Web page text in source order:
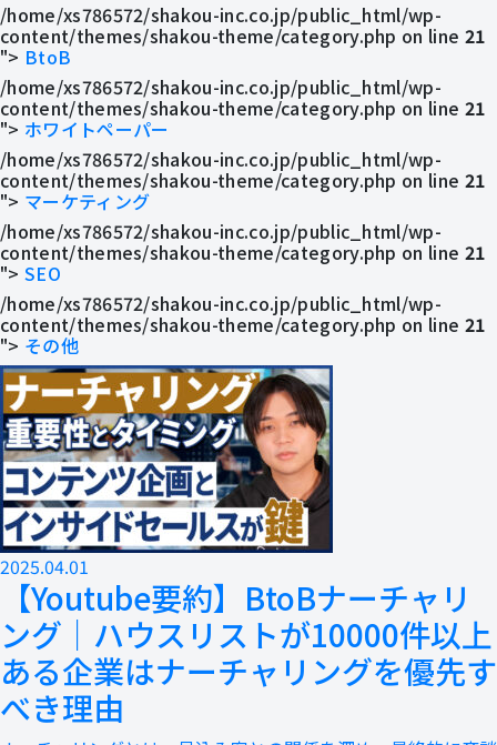
メディア掲載
会社概要
採用情報
お役立ち資料
/home/xs786572/shakou-inc.co.jp/public_html/wp-
content/themes/shakou-theme/category.php on line 21
"> BtoB
/home/xs786572/shakou-inc.co.jp/public_html/wp-
content/themes/shakou-theme/category.php on line 21
"> ホワイトペーパー
/home/xs786572/shakou-inc.co.jp/public_html/wp-
content/themes/shakou-theme/category.php on line 21
"> マーケティング
/home/xs786572/shakou-inc.co.jp/public_html/wp-
content/themes/shakou-theme/category.php on line 21
"> SEO
/home/xs786572/shakou-inc.co.jp/public_html/wp-
content/themes/shakou-theme/category.php on line 21
"> その他
2025.04.01
【Youtube要約】BtoBナーチャリ
ング｜ハウスリストが10000件以上
ある企業はナーチャリングを優先す
べき理由